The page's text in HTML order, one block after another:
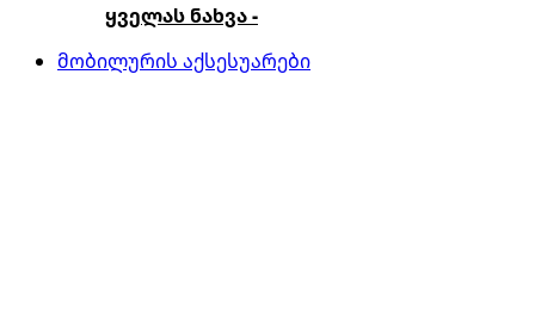
ყველას ნახვა -
მობილურის აქსესუარები